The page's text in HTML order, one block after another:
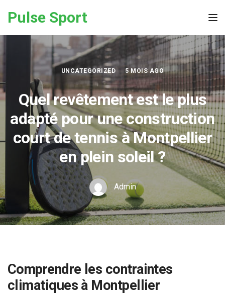
Pulse Sport
UNCATEGORIZED 5 MOIS AGO
Quel revêtement est le plus
adapté pour une construction
court de tennis à Montpellier
en plein soleil ?
Admin
Comprendre les contraintes
climatiques à Montpellier